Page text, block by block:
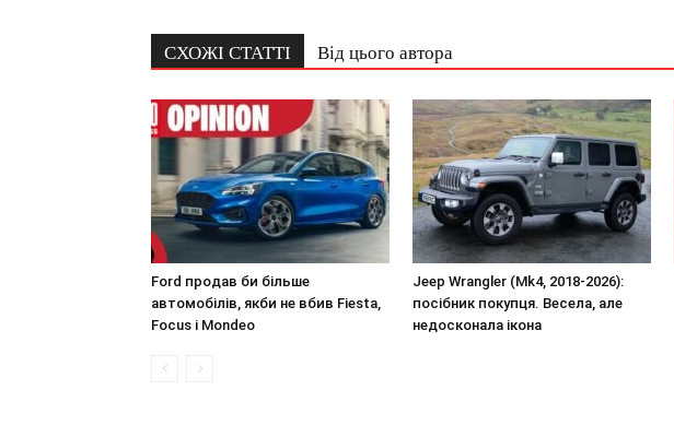
СХОЖІ СТАТТІ Від цього автора
Ford продав би більше
автомобілів, якби не вбив Fiesta,
Focus і Mondeo
Jeep Wrangler (Mk4, 2018-2026):
посібник покупця. Весела, але
недосконала ікона